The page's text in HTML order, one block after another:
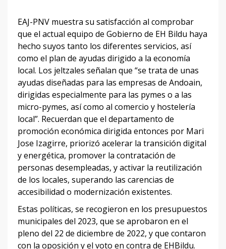
EAJ-PNV muestra su satisfacción al comprobar
que el actual equipo de Gobierno de EH Bildu haya
hecho suyos tanto los diferentes servicios, así
como el plan de ayudas dirigido a la economía
local. Los jeltzales señalan que “se trata de unas
ayudas diseñadas para las empresas de Andoain,
dirigidas especialmente para las pymes o a las
micro-pymes, así como al comercio y hostelería
local”. Recuerdan que el departamento de
promoción económica dirigida entonces por Mari
Jose Izagirre, priorizó acelerar la transición digital
y energética, promover la contratación de
personas desempleadas, y activar la reutilización
de los locales, superando las carencias de
accesibilidad o modernización existentes.
Estas políticas, se recogieron en los presupuestos
municipales del 2023, que se aprobaron en el
pleno del 22 de diciembre de 2022, y que contaron
con la oposición y el voto en contra de EHBildu.